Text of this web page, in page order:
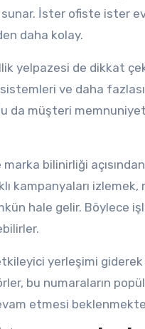
İster ofiste ister
daha kolay.
yelpazesi de dikkat
ve daha
müşteri
bilinirliği
kampanyaları
hale gelir. Böylece
yerleşimi
bu numaraların
etmesi